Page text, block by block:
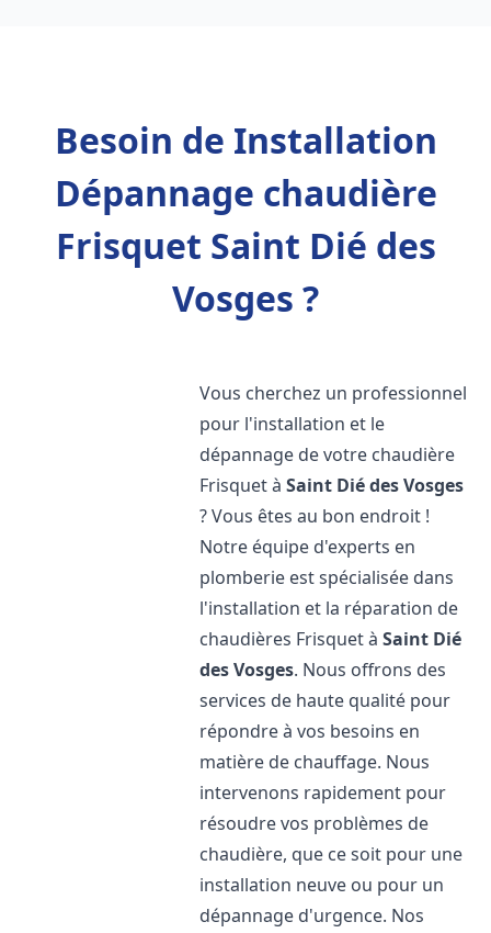
Besoin de Installation
Dépannage chaudière
Frisquet Saint Dié des
Vosges ?
Vous cherchez un professionnel
pour l'installation et le
dépannage de votre chaudière
Frisquet àSaint Dié des Vosges
? Vous êtes au bon endroit !
Notre équipe d'experts en
plomberie est spécialisée dans
l'installation et la réparation de
chaudières Frisquet àSaint Dié
des Vosges. Nous offrons des
services de haute qualité pour
répondre à vos besoins en
matière de chauffage. Nous
intervenons rapidement pour
résoudre vos problèmes de
chaudière, que ce soit pour une
installation neuve ou pour un
dépannage d'urgence. Nos